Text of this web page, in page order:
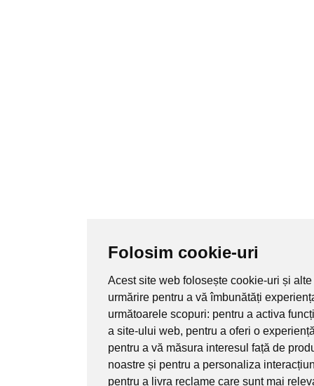
Folosim cookie-uri
Acest site web folosește cookie-uri și
urmărire pentru a vă îmbunătăți
următoarele scopuri: pentru a activa
a site-ului web, pentru a oferi o
pentru a vă măsura interesul față de
noastre și pentru a personaliza
pentru a livra reclame care sunt mai